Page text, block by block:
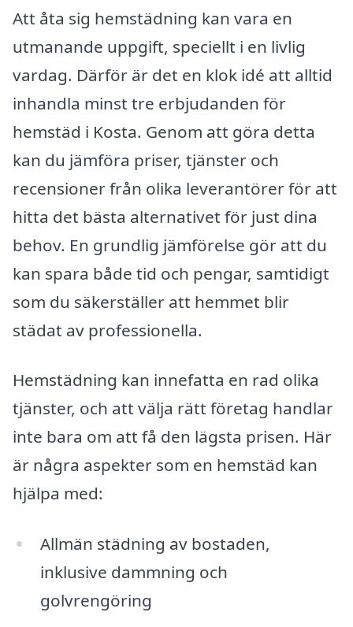
Att åta sig hemstädning kan vara en
utmanande uppgift, speciellt i en livlig
vardag. Därför är det en klok idé att alltid
inhandla minst tre erbjudanden för
hemstäd i Kosta. Genom att göra detta
kan du jämföra priser, tjänster och
recensioner från olika leverantörer för att
hitta det bästa alternativet för just dina
behov. En grundlig jämförelse gör att du
kan spara både tid och pengar, samtidigt
som du säkerställer att hemmet blir
städat av professionella.
Hemstädning kan innefatta en rad olika
tjänster, och att välja rätt företag handlar
inte bara om att få den lägsta prisen. Här
är några aspekter som en hemstäd kan
hjälpa med:
Allmän städning av bostaden,
inklusive dammning och
golvrengöring